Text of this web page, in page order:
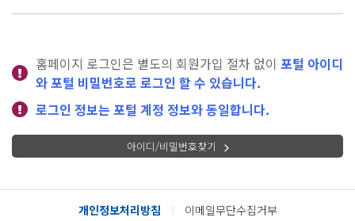
홈페이지 로그인은 별도의 회원가입 절차 없이 포털 아이디
와 포털 비밀번호로 로그인 할 수 있습니다.
로그인 정보는 포털 계정 정보와 동일합니다.
아이디/비밀번호찾기
개인정보처리방침 이메일무단수집거부